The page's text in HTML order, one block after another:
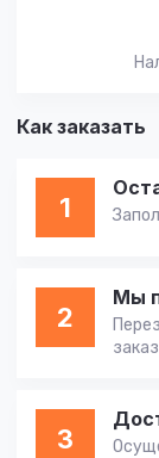
Как заказать
1
2
Мы
3